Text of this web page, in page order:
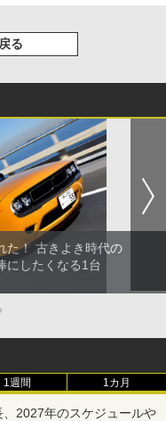
る
た！ 古きよき時代の
にしたくなる1台
1週間 1カ月
2027年のスケジュールや